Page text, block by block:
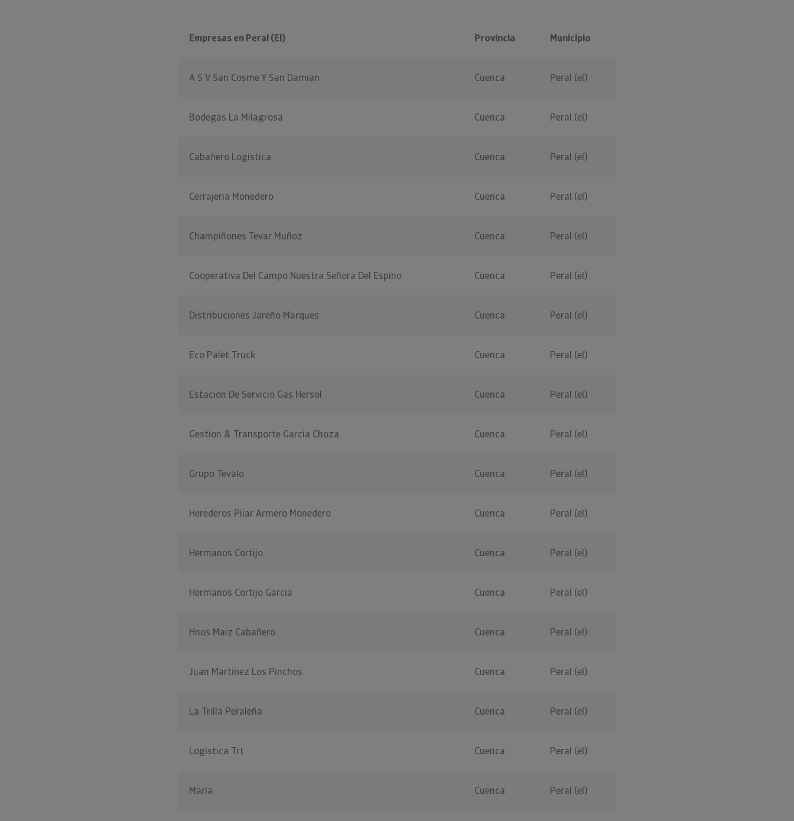
Empresas en Peral (El) Provincia Municipio
A S V San Cosme Y San Damian Cuenca Peral (el)
Bodegas La Milagrosa Cuenca Peral (el)
Cabañero Logistica Cuenca Peral (el)
Cerrajeria Monedero Cuenca Peral (el)
Champiñones Tevar Muñoz Cuenca Peral (el)
Cooperativa Del Campo Nuestra Señora Del Espino Cuenca Peral (el)
Distribuciones Jareño Marques Cuenca Peral (el)
Eco Palet Truck Cuenca Peral (el)
Estacion De Servicio Gas Hersol Cuenca Peral (el)
Gestion & Transporte Garcia Choza Cuenca Peral (el)
Grupo Tevalo Cuenca Peral (el)
Herederos Pilar Armero Monedero Cuenca Peral (el)
Hermanos Cortijo Cuenca Peral (el)
Hermanos Cortijo Garcia Cuenca Peral (el)
Hnos Maiz Cabañero Cuenca Peral (el)
Juan Martinez Los Pinchos Cuenca Peral (el)
La Trilla Peraleña Cuenca Peral (el)
Logistica Trt Cuenca Peral (el)
Marla Cuenca Peral (el)